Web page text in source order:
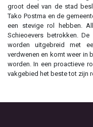
groot deel van de stad
Tako Postma en de
een stevige rol hebben.
Schieoevers betrokken.
worden uitgebreid met
verdwenen en komt weer in
worden. In een proactieve
vakgebied het beste tot zijn